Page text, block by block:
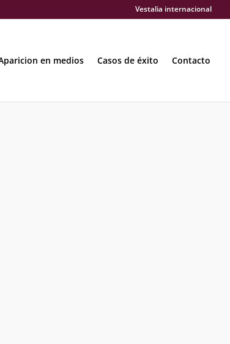
Vestalia internacional
en medios Casos de éxito Contacto